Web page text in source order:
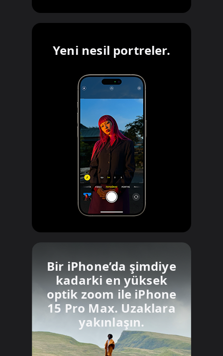
Yeni nesil portreler.
Bir iPhone’da şimdiye
kadarki en yüksek
optik zoom ileiPhone
15 Pro Max.Uzaklara
yakınlaşın.